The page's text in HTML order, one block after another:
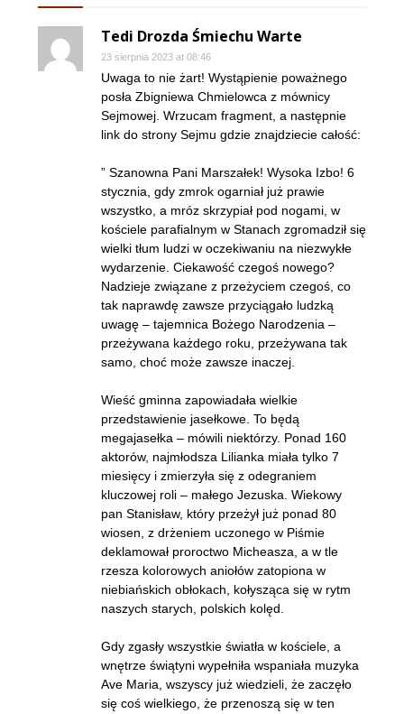
Tedi Drozda Śmiechu Warte
23 sierpnia 2023 at 08:46
Uwaga to nie żart! Wystąpienie poważnego
posła Zbigniewa Chmielowca z mównicy
Sejmowej. Wrzucam fragment, a następnie
link do strony Sejmu gdzie znajdziecie całość:
” Szanowna Pani Marszałek! Wysoka Izbo! 6
stycznia, gdy zmrok ogarniał już prawie
wszystko, a mróz skrzypiał pod nogami, w
kościele parafialnym w Stanach zgromadził się
wielki tłum ludzi w oczekiwaniu na niezwykłe
wydarzenie. Ciekawość czegoś nowego?
Nadzieje związane z przeżyciem czegoś, co
tak naprawdę zawsze przyciągało ludzką
uwagę – tajemnica Bożego Narodzenia –
przeżywana każdego roku, przeżywana tak
samo, choć może zawsze inaczej.
Wieść gminna zapowiadała wielkie
przedstawienie jasełkowe. To będą
megajasełka – mówili niektórzy. Ponad 160
aktorów, najmłodsza Lilianka miała tylko 7
miesięcy i zmierzyła się z odegraniem
kluczowej roli – małego Jezuska. Wiekowy
pan Stanisław, który przeżył już ponad 80
wiosen, z drżeniem uczonego w Piśmie
deklamował proroctwo Micheasza, a w tle
rzesza kolorowych aniołów zatopiona w
niebiańskich obłokach, kołysząca się w rytm
naszych starych, polskich kolęd.
Gdy zgasły wszystkie światła w kościele, a
wnętrze świątyni wypełniła wspaniała muzyka
Ave Maria, wszyscy już wiedzieli, że zaczęło
się coś wielkiego, że przenoszą się w ten